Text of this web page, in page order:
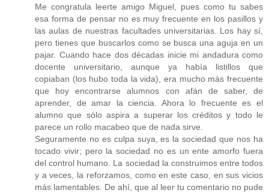
Me congratula leerte amigo Miguel, pues como tu sabes
esa forma de pensar no es muy frecuente en los pasillos y
las aulas de nuestras facultades universitarias. Los hay sí,
pero tienes que buscarlos como se busca una aguja en un
pajar. Cuando hace dos décadas inicie mi andadura como
docente universitario, aunque ya había listillos que
copiaban (los hubo toda la vida), era mucho más frecuente
que hoy encontrarse alumnos con afán de saber, de
aprender, de amar la ciencia. Ahora lo frecuente es el
alumno que sólo aspira a superar los créditos y todo le
parece un rollo macabeo que de nada sirve.
Seguramente no es culpa suya, es la sociedad que nos ha
tocado vivir; pero la sociedad no es un ente amorfo fuera
del control humano. La sociedad la construimos entre todos
y a veces, la reforzamos, como en este caso, en sus vicios
más lamentables. De ahí, que al leer tu comentario no pude